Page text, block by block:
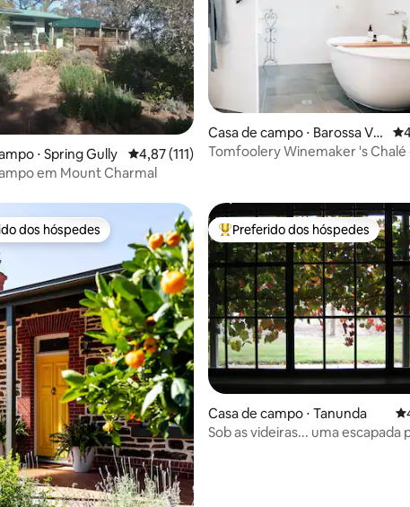
de 5, 164 avaliações
⋅ Spring Gully 4,87 de uma avaliação média de 5, 111
4,87 (111)
em Mount Charmal
Casa de campo ⋅ Barossa Vall
ey
Tomfoolery Winemaker 's Chalé
de 5, 102 avaliações
preferidos dos hóspedes
dos hóspedes Entre os melhores preferidos dos
Preferido dos hóspedes
Casa de campo ⋅ Tanunda
Sob as videiras... uma escapada